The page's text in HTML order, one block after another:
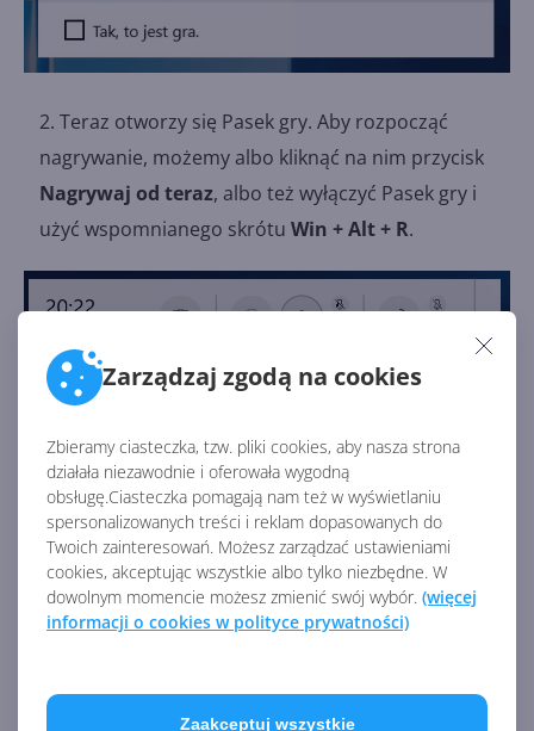
Zarządzaj zgodą na cookies
Zbieramy ciasteczka, tzw. pliki cookies, aby nasza strona
działała niezawodnie i oferowała wygodną
obsługę.Ciasteczka pomagają nam też w wyświetlaniu
spersonalizowanych treści i reklam dopasowanych do
Twoich zainteresowań. Możesz zarządzać ustawieniami
cookies, akceptując wszystkie albo tylko niezbędne. W
dowolnym momencie możesz zmienić swój wybór. (więcej
informacji o cookies w polityce prywatności)
Zaakceptuj wszystkie
Teraz otworzy się Pasek gry. Aby rozpocząć
nagrywanie, możemy albo kliknąć na nim przycisk
Nagrywaj od teraz, albo też wyłączyć Pasek gry i
użyć wspomnianego skrótu Win + Alt + R.
górnym rogu ekranu będzie widoczny mały pasek,
pokazujący czas nagrywania oraz to, czy włączony
jest mikrofon. Zakończyć nagrywanie możemy,
klikając na nim przycisk kwadratu lub skrótem
Alt + R.